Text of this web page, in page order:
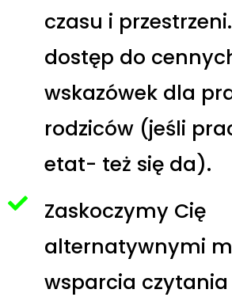
czasu i
dostęp do
wskazówek dla
rodziców (jeśli
etat- też się da).
Zaskoczymy Cię
alternatywnymi
wsparcia czytania